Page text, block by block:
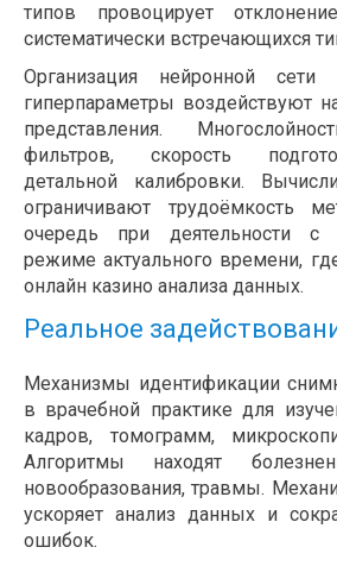
типов провоцирует
систематически встречающихся
Организация нейронной сети
гиперпараметры воздействуют
представления.
фильтров, скорость
детальной калибровки.
ограничивают трудоёмкость
очередь при деятельности
режиме актуального времени,
онлайн казино анализа данных.
Реальное
Механизмы идентификации
в врачебной практике для
кадров, томограмм,
Алгоритмы находят
новообразования, травмы.
ускоряет анализ данных и
ошибок.